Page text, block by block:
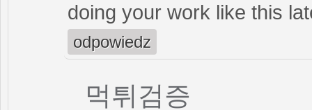
doing your work like this
odpowiedz
먹튀검증